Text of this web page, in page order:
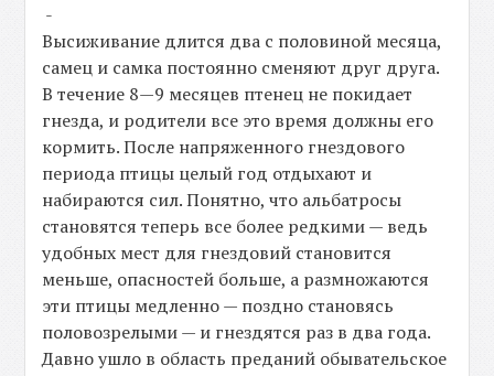
-
Высиживание длится два с половиной месяца,
самец и самка постоянно сменяют друг друга.
В течение 8—9 месяцев птенец не покидает
гнезда, и родители все это время должны его
кормить. После напряженного гнездового
периода птицы целый год отдыхают и
набираются сил. Понятно, что альбатросы
становятся теперь все более редкими — ведь
удобных мест для гнездовий становится
меньше, опасностей больше, а размножаются
эти птицы медленно — поздно становясь
половозрелыми — и гнездятся раз в два года.
Давно ушло в область преданий обывательское